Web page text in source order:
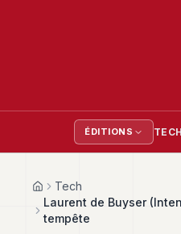
ÉDITIONS TECH
HomeTech
Laurent de Buyser
tempête